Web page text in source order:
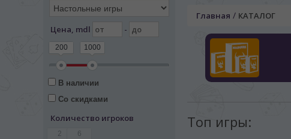
Цена, mdl -
200 1000
В наличии
Со скидками
Количество игроков
2 6
Главная / КАТАЛОГ
Топ игры: